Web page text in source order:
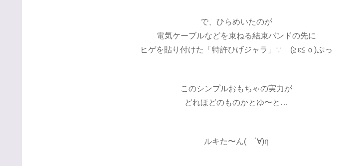
で、ひらめいたのが
電気ケーブルなどを束ねる結束バンドの先に
ヒゲを貼り付けた「特許ひげジャラ」∵ゞ(≧ε≦ｏ)ぷっ
このシンプルおもちゃの実力が
どれほどのものかとゆ〜と…
ルキた〜ん( ´∀)η